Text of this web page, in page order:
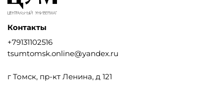
Контакты
+79131102516
tsumtomsk.online@yandex.ru
г Томск, пр-кт Ленина, д 121